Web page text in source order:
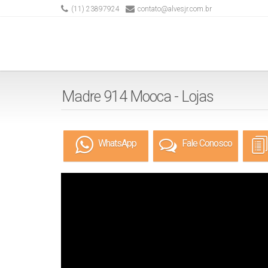
(11) 23897924 contato@alvesjr.com.br
Madre 914 Mooca - Lojas
WhatsApp Fale Conosco